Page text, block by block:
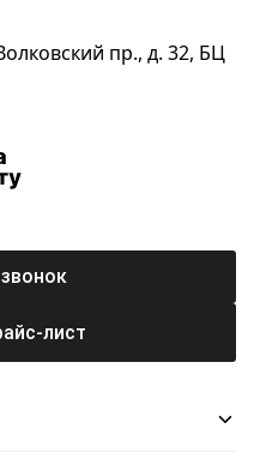
пр., д. 32, БЦ
лист